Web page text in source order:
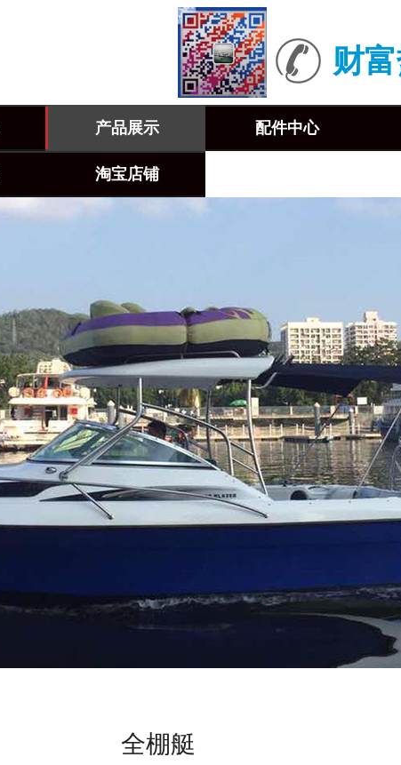
财
产品展示 配件中心
淘宝店铺
全棚艇